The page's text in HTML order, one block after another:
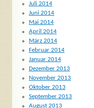
Juli 2014
Juni 2014
Mai 2014
April 2014
März 2014
Februar 2014
Januar 2014
Dezember 2013
November 2013
Oktober 2013
September 2013
August 2013